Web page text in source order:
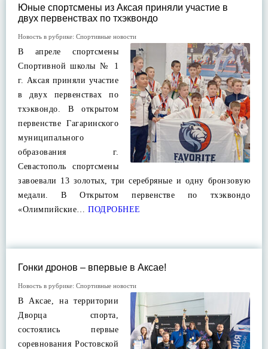
Юные спортсмены из Аксая приняли участие в
двух первенствах по тхэквондо
Новость в рубрике: Спортивные новости
В апреле спортсмены
Спортивной школы № 1
г. Аксая приняли участие
в двух первенствах по
тхэквондо. В открытом
первенстве Гагаринского
муниципального
образования г.
Севастополь спортсмены
завоевали 13 золотых, три серебряные и одну бронзовую
медали. В Открытом первенстве по тхэквондо
«Олимпийские… ПОДРОБНЕЕ
Гонки дронов – впервые в Аксае!
Новость в рубрике: Спортивные новости
В Аксае, на территории
Дворца спорта,
состоялись первые
соревнования Ростовской